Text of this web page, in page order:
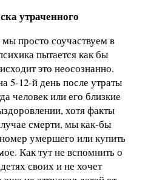
утраченного
просто соучаствуем в
пытается как бы
это неосознанно.
5-12-й день после утраты
человек или его близкие
хотя факты
смерти, мы как-бы
умершего или купить
Как тут не вспомнить о
своих и не хочет